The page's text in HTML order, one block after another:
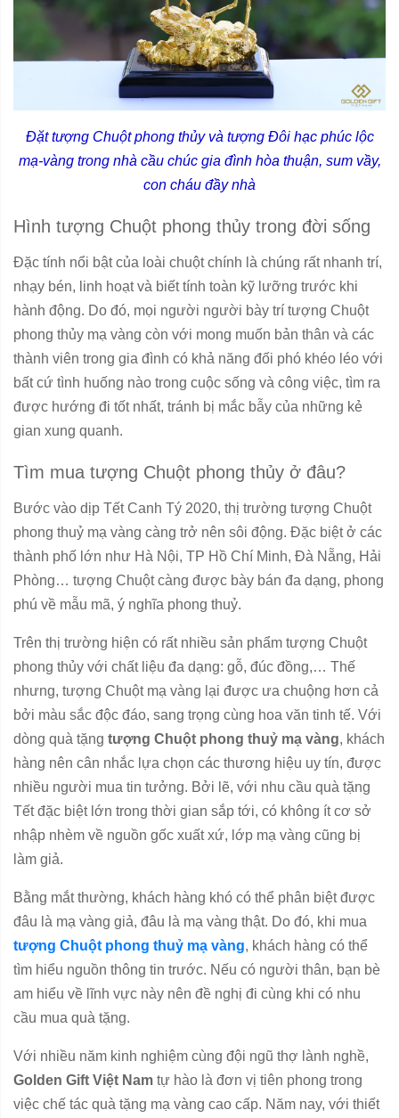
Đặt tượng Chuột phong thủy và tượng Đôi hạc phúc lộc
mạ-vàng trong nhà cầu chúc gia đình hòa thuận, sum vầy,
con cháu đầy nhà
Hình tượng Chuột phong thủy trong đời sống
Đặc tính nổi bật của loài chuột chính là chúng rất nhanh trí,
nhạy bén, linh hoạt và biết tính toàn kỹ lưỡng trước khi
hành động. Do đó, mọi người người bày trí tượng Chuột
phong thủy mạ vàng còn với mong muốn bản thân và các
thành viên trong gia đình có khả năng đối phó khéo léo với
bất cứ tình huống nào trong cuộc sống và công việc, tìm ra
được hướng đi tốt nhất, tránh bị mắc bẫy của những kẻ
gian xung quanh.
Tìm mua tượng Chuột phong thủy ở đâu?
Bước vào dịp Tết Canh Tý 2020, thị trường tượng Chuột
phong thuỷ mạ vàng càng trở nên sôi động. Đặc biệt ở các
thành phố lớn như Hà Nội, TP Hồ Chí Minh, Đà Nẵng, Hải
Phòng… tượng Chuột càng được bày bán đa dạng, phong
phú về mẫu mã, ý nghĩa phong thuỷ.
Trên thị trường hiện có rất nhiều sản phẩm tượng Chuột
phong thủy với chất liệu đa dạng: gỗ, đúc đồng,… Thế
nhưng, tượng Chuột mạ vàng lại được ưa chuộng hơn cả
bởi màu sắc độc đáo, sang trọng cùng hoa văn tinh tế. Với
dòng quà tặng tượng Chuột phong thuỷ mạ vàng, khách
hàng nên cân nhắc lựa chọn các thương hiệu uy tín, được
nhiều người mua tin tưởng. Bởi lẽ, với nhu cầu quà tặng
Tết đặc biệt lớn trong thời gian sắp tới, có không ít cơ sở
nhập nhèm về nguồn gốc xuất xứ, lớp mạ vàng cũng bị
làm giả.
Bằng mắt thường, khách hàng khó có thể phân biệt được
đâu là mạ vàng giả, đâu là mạ vàng thật. Do đó, khi mua
tượng Chuột phong thuỷ mạ vàng, khách hàng có thể
tìm hiểu nguồn thông tin trước. Nếu có người thân, bạn bè
am hiểu về lĩnh vực này nên đề nghị đi cùng khi có nhu
cầu mua quà tặng.
Với nhiều năm kinh nghiệm cùng đội ngũ thợ lành nghề,
Golden Gift Việt Nam tự hào là đơn vị tiên phong trong
việc chế tác quà tặng mạ vàng cao cấp. Năm nay, với thiết